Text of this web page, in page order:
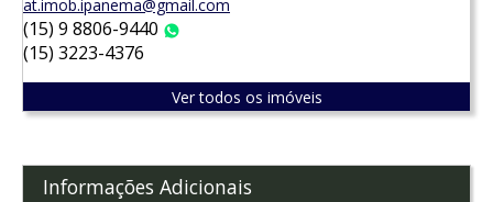
at.imob.ipanema@gmail.com
(15) 9 8806-9440
(15) 3223-4376
Ver todos os imóveis
Informações Adicionais